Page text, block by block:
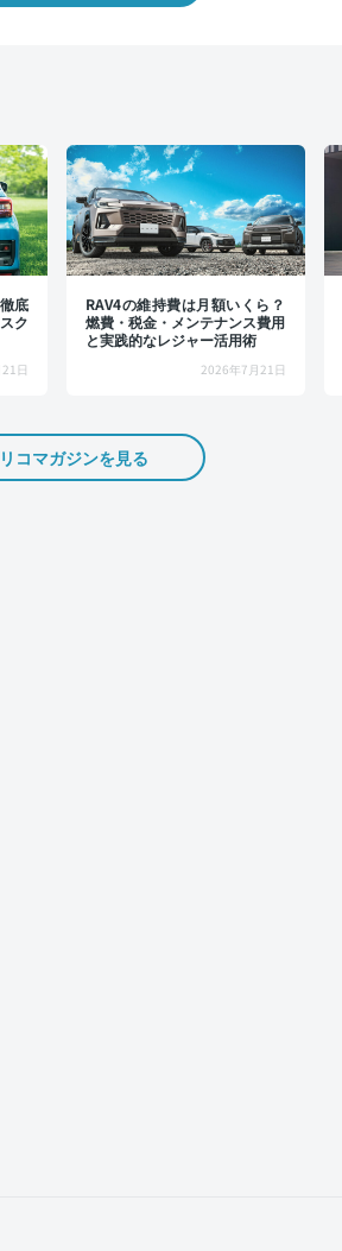
底
ク
日
RAV4の維持費は月額いくら？
燃費・税金・メンテナンス費用
と実践的なレジャー活用術
2026年7月21日
コマガジンを見る